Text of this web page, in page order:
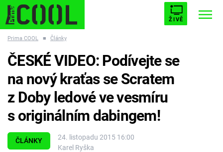
ŽIVĚ
ESCAPE PLNEJ KOTEL AVENGERS 5
Témata
Prima COOL ■ Články
ČLÁNKY
24. listopadu 2015 16:00
Karel Ryška
ČESKÉ VIDEO: Podívejte se
na nový kraťas se Scratem
z Doby ledové ve vesmíru
s originálním dabingem!